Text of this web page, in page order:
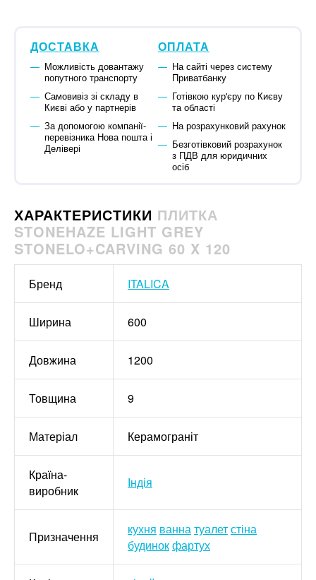
ДОСТАВКА
Можливість довантажу
попутного транспорту
Самовивіз зі складу в
Києві або у партнерів
За допомогою компанії-
перевізника Нова пошта і
Делівері
ОПЛАТА
На сайті через систему
Приватбанку
Готівкою кур'єру по Києву
та області
На розрахунковий рахунок
Безготівковий розрахунок
з ПДВ для юридичних
осіб
ХАРАКТЕРИСТИКИ ПЛИТКА
STONEHAZE LIGHT GREY
STONELO+CARVING 60 X 120
Бренд ITALICA
Ширина 600
Довжина 1200
Товщина 9
Матеріал Керамограніт
Країна-
виробник
Індія
Призначення кухня ваннатуалетстіна
будинокфартух